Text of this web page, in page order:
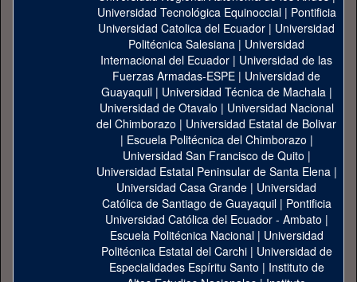
Universidad Tecnológica Equinoccial| Pontificia
Universidad Catolica del Ecuador | Universidad
Politécnica Salesiana | Universidad
Internacional del Ecuador | Universidad de las
Fuerzas Armadas-ESPE | Universidad de
Guayaquil| Universidad Técnica de Machala|
Universidad de Otavalo | Universidad Nacional
del Chimborazo | Universidad Estatal de Bolivar
| Escuela Politécnica del Chimborazo |
Universidad San Francisco de Quito |
Universidad Estatal Peninsular de Santa Elena|
Universidad Casa Grande | Universidad
Católica de Santiago de Guayaquil| Pontificia
Universidad Católica del Ecuador - Ambato |
Escuela Politécnica Nacional| Universidad
Politécnica Estatal del Carchi| Universidad de
Especialidades Espíritu Santo | Instituto de